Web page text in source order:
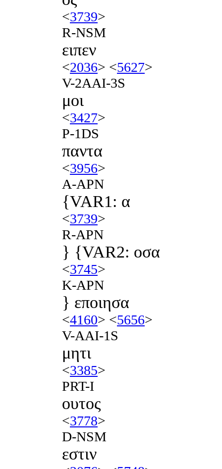
<3739>
R-NSM
ειπεν
<2036> <5627>
V-2AAI-3S
μοι
<3427>
P-1DS
παντα
<3956>
A-APN
{VAR1: α
<3739>
R-APN
} {VAR2: οσα
<3745>
K-APN
} εποιησα
<4160> <5656>
V-AAI-1S
μητι
<3385>
PRT-I
ουτος
<3778>
D-NSM
εστιν